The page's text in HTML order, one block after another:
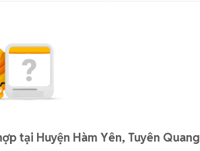
tại Huyện Hàm Yên, Tuyên Quang